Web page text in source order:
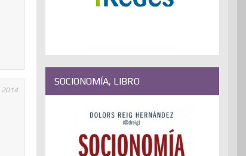
2014
SOCIONOMÍA, LIBRO